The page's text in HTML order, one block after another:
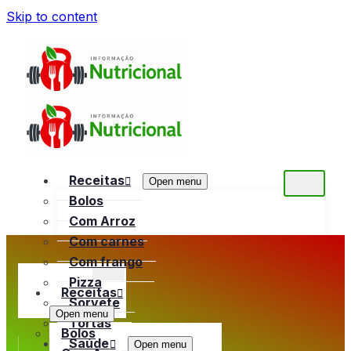
Skip to content
Receitas Open menu
Bolos
Com Arroz
Com carnes
Com frango
Pizza
Sorvete
Tortas
Saúde
Open menu
Receitas
Open menu
Bolos